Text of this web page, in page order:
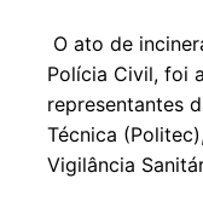
O ato de
Polícia Civil, foi
representantes
Técnica
Vigilância